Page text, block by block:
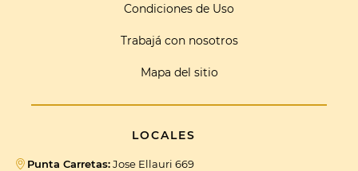
Condiciones de Uso
Trabajá con nosotros
Mapa del sitio
LOCALES
Punta Carretas:Jose Ellauri 669